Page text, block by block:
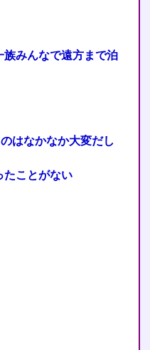
みんなで遠方まで泊
はなかなか大変だし
たことがない